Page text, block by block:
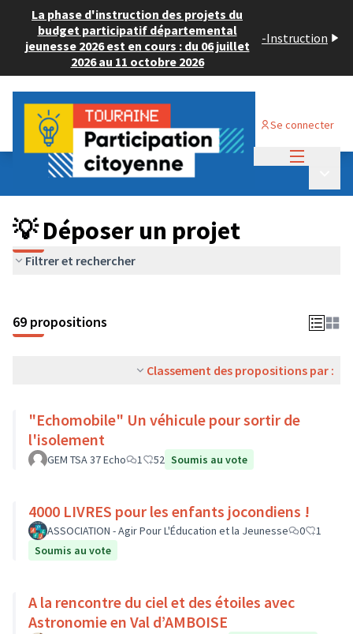
La phase d'instruction des projets du
budget participatif départemental
jeunesse 2026 est en cours : du 06 juillet
2026 au 11 octobre 2026
-Instruction
Se connecter
Budget Participatif ADULTE 2024
💡 Déposer un projet
💡 Déposer un projet
Filtrer et rechercher
69 propositions
Classement des propositions par :
"Echomobile" Un véhicule pour sortir de
l'isolement
GEM TSA 37 Echo 1 52 Soumis au vote
4000 LIVRES pour les enfants jocondiens !
ASSOCIATION - Agir Pour L'Éducation et la Jeunesse 0
1
Soumis au vote
A la rencontre du ciel et des étoiles avec
Astronomie en Val d’AMBOISE